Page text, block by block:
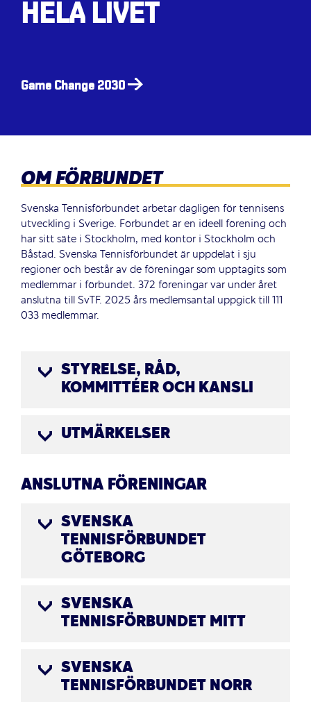
HELA LIVET
Game Change 2030
OM FÖRBUNDET
Svenska Tennisförbundet arbetar dagligen för tennisens
utveckling i Sverige. Förbundet är en ideell förening och
har sittsäte i Stockholm, med kontor i Stockholm och
Båstad. Svenska Tennisförbundet är uppdelat i sju
regioner och består av de föreningar som upptagits som
medlemmar i förbundet. 372 föreningar var under året
anslutna till SvTF. 2025 års medlemsantal uppgick till 111
033 medlemmar.
STYRELSE, RÅD,
KOMMITTÉER OCH KANSLI
UTMÄRKELSER
ANSLUTNA FÖRENINGAR
SVENSKA
TENNISFÖRBUNDET
GÖTEBORG
SVENSKA
TENNISFÖRBUNDET MITT
SVENSKA
TENNISFÖRBUNDET NORR